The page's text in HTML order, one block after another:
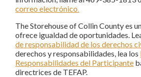
correo electrónico
The Storehouse of Collin County es
ofrece igualdad de oportunidades.
de responsabilidad de los derechos
derechos y responsabilidades, lea los
Responsabilidades del Participante
directrices de TEFAP.